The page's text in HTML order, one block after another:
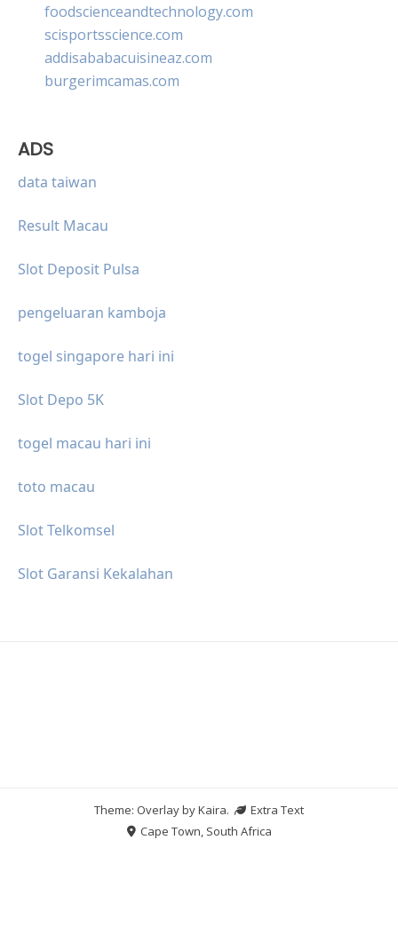
foodscienceandtechnology.com
scisportsscience.com
addisababacuisineaz.com
burgerimcamas.com
ADS
data taiwan
Result Macau
Slot Deposit Pulsa
pengeluaran kamboja
togel singapore hari ini
Slot Depo 5K
togel macau hari ini
toto macau
Slot Telkomsel
Slot Garansi Kekalahan
Theme: Overlay byKaira.
Extra Text
Cape Town, South Africa